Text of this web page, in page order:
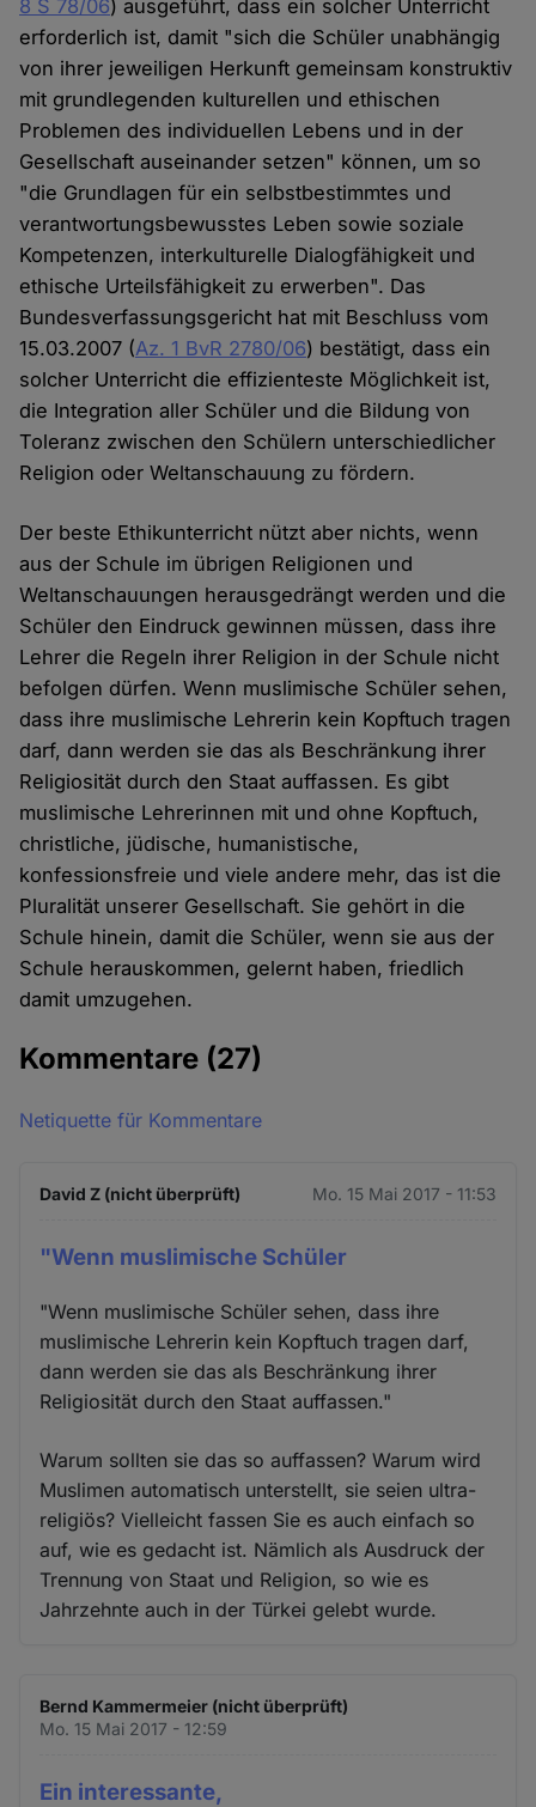
8 S 78/06) ausgeführt, dass ein solcher Unterricht
erforderlich ist, damit "sich die Schüler unabhängig
von ihrer jeweiligen Herkunft gemeinsam konstruktiv
mit grundlegenden kulturellen und ethischen
Problemen des individuellen Lebens und in der
Gesellschaft auseinander setzen" können, um so
"die Grundlagen für ein selbstbestimmtes und
verantwortungsbewusstes Leben sowie soziale
Kompetenzen, interkulturelle Dialogfähigkeit und
ethische Urteilsfähigkeit zu erwerben". Das
Bundesverfassungsgericht hat mit Beschluss vom
15.03.2007 (Az. 1 BvR 2780/06) bestätigt, dass ein
solcher Unterricht die effizienteste Möglichkeit ist,
die Integration aller Schüler und die Bildung von
Toleranz zwischen den Schülern unterschiedlicher
Religion oder Weltanschauung zu fördern.
Der beste Ethikunterricht nützt aber nichts, wenn
aus der Schule im übrigen Religionen und
Weltanschauungen herausgedrängt werden und die
Schüler den Eindruck gewinnen müssen, dass ihre
Lehrer die Regeln ihrer Religion in der Schule nicht
befolgen dürfen. Wenn muslimische Schüler sehen,
dass ihre muslimische Lehrerin kein Kopftuch tragen
darf, dann werden sie das als Beschränkung ihrer
Religiosität durch den Staat auffassen. Es gibt
muslimische Lehrerinnen mit und ohne Kopftuch,
christliche, jüdische, humanistische,
konfessionsfreie und viele andere mehr, das ist die
Pluralität unserer Gesellschaft. Sie gehört in die
Schule hinein, damit die Schüler, wenn sie aus der
Schule herauskommen, gelernt haben, friedlich
damit umzugehen.
Kommentare (27)
Netiquette für Kommentare
David Z (nicht überprüft) Mo. 15 Mai 2017 - 11:53
"Wenn muslimische Schüler
"Wenn muslimische Schüler sehen, dass ihre
muslimische Lehrerin kein Kopftuch tragen darf,
dann werden sie das als Beschränkung ihrer
Religiosität durch den Staat auffassen."
Warum sollten sie das so auffassen? Warum wird
Muslimen automatisch unterstellt, sie seien ultra-
religiös? Vielleicht fassen Sie es auch einfach so
auf, wie es gedacht ist. Nämlich als Ausdruck der
Trennung von Staat und Religion, so wie es
Jahrzehnte auch in der Türkei gelebt wurde.
Bernd Kammermeier (nicht überprüft)
Mo. 15 Mai 2017 - 12:59
Ein interessante,